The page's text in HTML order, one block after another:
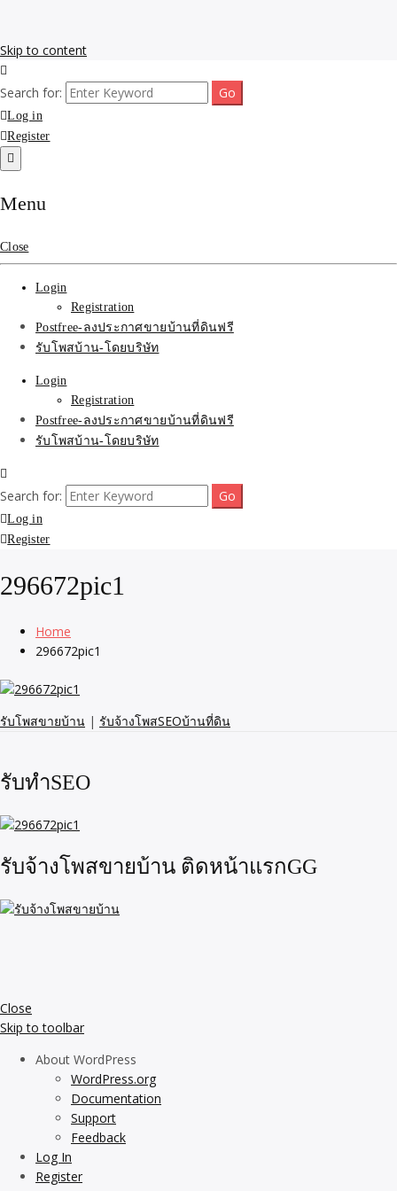
Skip to content
รับจ้างโพสขายบ้าน ติดAI
Search รับทำSEOรายเดือน
ติดหน้า1google ราคาถูก
มาก SEOขายของ บ้าน
ที่ดินฟรีประกาศ ที่เดียวใน
เมืองไทย
รับโพสต์เว็บขายบ้าน อสังหา ทำSEOรายเดือนราคาถูก เน้นติดAI โพสต์
ประกาศบ้านที่ดินฟรี SEOขายบ้าน รับจ้างโพสต์บ้านที่ดินติดหน้า1goolge
ราคาถูกที่สุด ฟรีลงประกาศอสังหา รับทำSEOขายสินค้า
Search for:
Log in
Register
Menu
Close
Login
Registration
Postfree-ลงประกาศขายบ้านที่ดินฟรี
รับโพสบ้าน-โดยบริษัท
Login
Registration
Postfree-ลงประกาศขายบ้านที่ดินฟรี
รับโพสบ้าน-โดยบริษัท
Search for:
Log in
Register
296672pic1
Home
296672pic1
รับโพสขายบ้าน | รับจ้างโพสSEOบ้านที่ดิน
รับทำSEO
รับจ้างโพสขายบ้าน ติดหน้าแรกGG
Close
Skip to toolbar
About WordPress
WordPress.org
Documentation
Support
Feedback
Log In
Register